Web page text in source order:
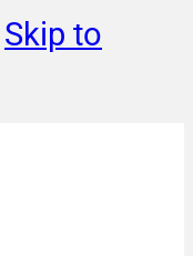
Skip to